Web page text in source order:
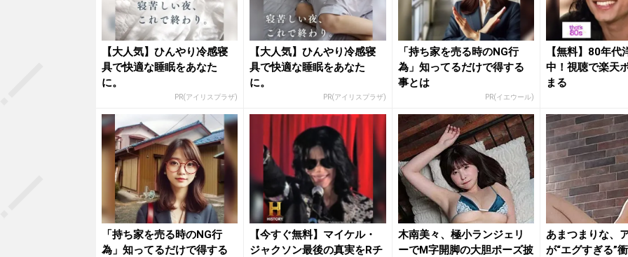
【大人気】ひんやり冷感寝
具で快適な睡眠をあなた
に。
PR(アイリスプラザ)
【大人気】ひんやり冷感寝
具で快適な睡眠をあなた
に。
PR(アイリスプラザ)
「持ち家を売る時のNG行
為」知ってるだけで得する
事とは
PR(イエウール)
【無料】80年代
中！視聴で楽天
まる
「持ち家を売る時のNG行
為」知ってるだけで得する
【今すぐ無料】マイケル・
ジャクソン最後の真実をRチ
木南美々、極小ランジェリ
ーでM字開脚の大胆ポーズ披
あまつまりな、
が“エグすぎる”